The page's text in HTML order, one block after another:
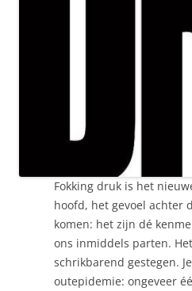
Fokking druk is het
hoofd, het gevoel achter
komen: het zijn dé
ons inmiddels parten.
schrikbarend gestegen.
outepidemie: ongeveer